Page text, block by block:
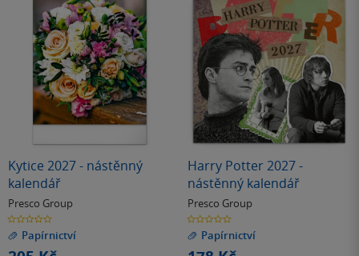
Kytice 2027 - nástěnný
kalendář
Presco Group
0.0
z
5
hvězdiček
Papírnictví
Harry Potter 2027 -
nástěnný kalendář
Presco Group
0.0
z
5
hvězdiček
Papírnictví